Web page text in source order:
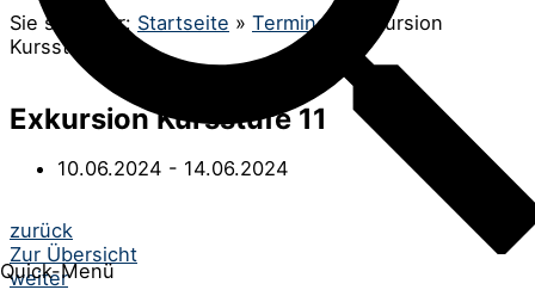
Quick-Menü
Sie sind hier: Startseite » Termine
Exkursion
Kursstufe 11
Exkursion Kursstufe 11
10.06.2024 - 14.06.2024
Beitrags-
Navigation
zurück
Zur Übersicht
weiter